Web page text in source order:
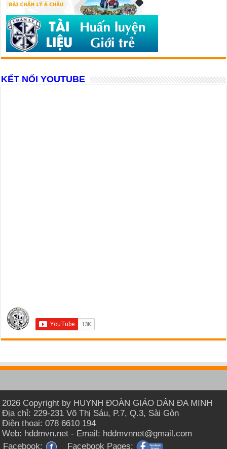
KẾT NỐI YOUTUBE
2026 Copyright by HUYNH ĐOÀN GIÁO DÂN ĐA MINH
Địa chỉ: 229-231 Võ Thị Sáu, P.7, Q.3, Sài Gòn
Điện thoại: 078 6610 194
Web: hddmvn.net - Email: hddmvnnet@gmail.com
Facebook:
Facebook Pages: